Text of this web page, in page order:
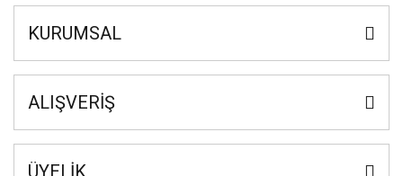
KURUMSAL
ALIŞVERİŞ
ÜYELİK